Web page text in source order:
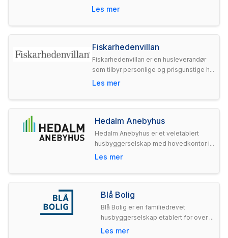
Les mer
Fiskarhedenvillan
Fiskarhedenvillan er en husleverandør
som tilbyr personlige og prisgunstige h...
Les mer
Hedalm Anebyhus
Hedalm Anebyhus er et veletablert
husbyggerselskap med hovedkontor i...
Les mer
Blå Bolig
Blå Bolig er en familiedrevet
husbyggerselskap etablert for over ...
Les mer